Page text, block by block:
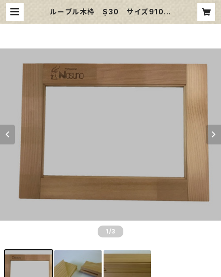
ルーブル木枠 S30 サイズ910㎜
1 /3